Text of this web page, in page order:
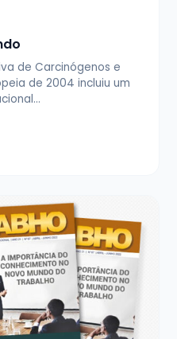
de Carcinógenos e
de 2004 incluiu um